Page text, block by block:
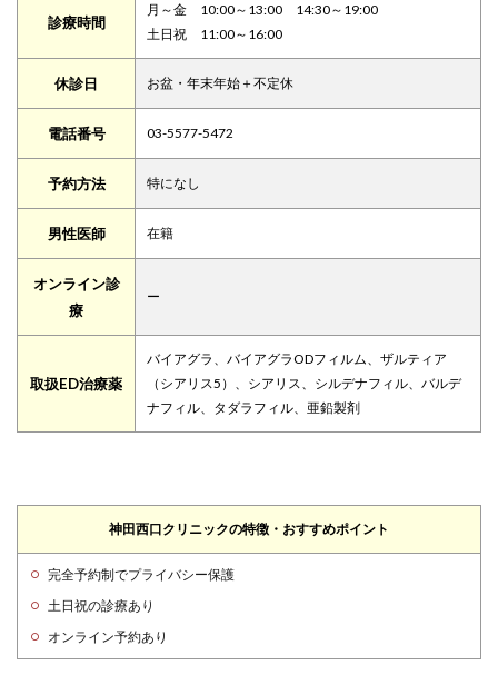
診療時間
月～金 10:00～13:00 14:30～19:00
土日祝 11:00～16:00
休診日 お盆・年末年始＋不定休
電話番号 03-5577-5472
予約方法 特になし
男性医師 在籍
オンライン診
療
ー
取扱ED治療薬
バイアグラ、バイアグラODフィルム、ザルティア
（シアリス5）、シアリス、シルデナフィル、バルデ
ナフィル、タダラフィル、亜鉛製剤
神田西口クリニックの特徴・おすすめポイント
完全予約制でプライバシー保護
土日祝の診療あり
オンライン予約あり